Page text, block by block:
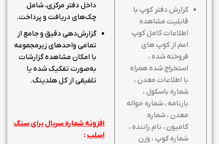
گزارش دفتر کوپ با
قابلیت مشاهده
اطلاعات کامل کوپ
اعم از کوپ های
فروخته شده ،
استخراج شده همراه
با اطلاعات معدن ،
شماره باسکول ،
بارنامه ، شماره حواله
معدن ، شماره
کامیون ، نام راننده ،
شماره کوپ ، وزن
داخل دفتر مرکزی، شامل
چک‌های دریافت و پرداخت.
گزارش‌دهی دقیق و جامع از
تمامی واحدهای زیرمجموعه
با امکان مشاهده گزارشات
به‌صورت تفکیک شده یا
تلفیقی از کل هلدینگ.
افزونه شماره سریال برای سنگ
اسلب: